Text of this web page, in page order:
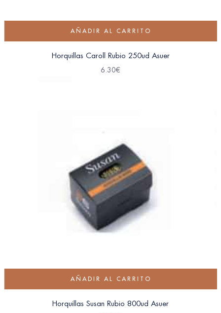
AÑADIR AL CARRITO
Horquillas Caroll Rubio 250ud Asuer
6.30€
AÑADIR AL CARRITO
Horquillas Susan Rubio 800ud Asuer